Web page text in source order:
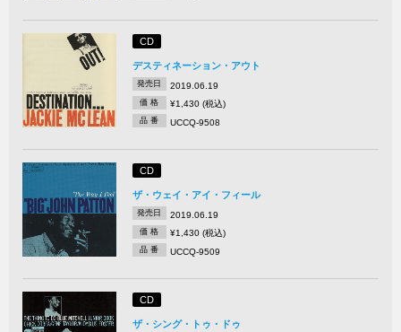
CD
デスティネーション・アウト
発売日 2019.06.19
価 格 ¥1,430 (税込)
品 番 UCCQ-9508
CD
ザ・ウェイ・アイ・フィール
発売日 2019.06.19
価 格 ¥1,430 (税込)
品 番 UCCQ-9509
CD
ザ・シング・トゥ・ドゥ